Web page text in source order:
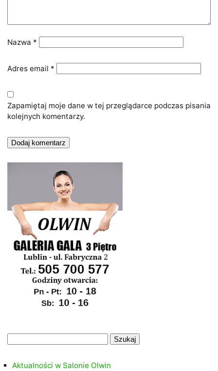
Nazwa *
Adres email *
Zapamiętaj moje dane w tej przeglądarce podczas pisania
kolejnych komentarzy.
Aktualności w Salonie Olwin